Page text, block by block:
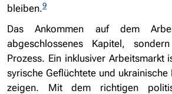
bleiben.9
Das Ankommen auf dem
abgeschlossenes Kapitel,
Prozess. Ein inklusiver Arbeitsmarkt
syrische Geflüchtete und
zeigen. Mit dem richtigen